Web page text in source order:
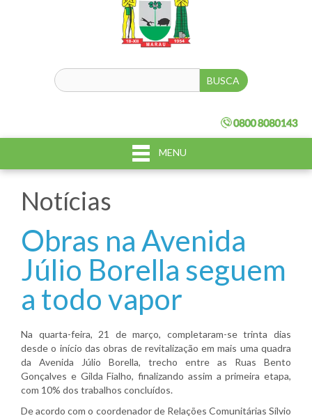
MENU
Notícias
Obras na Avenida
Júlio Borella seguem
a todo vapor
Na quarta-feira, 21 de março, completaram-se trinta dias
desde o início das obras de revitalização em mais uma quadra
da Avenida Júlio Borella, trecho entre as Ruas Bento
Gonçalves e Gilda Fialho, finalizando assim a primeira etapa,
com 10% dos trabalhos concluídos.
De acordo com o coordenador de Relações Comunitárias Sílvio